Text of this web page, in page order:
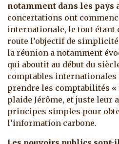
notamment dans les pays
concertations ont
internationale, le tout étant
route l’objectif de
la réunion a notamment
qui aboutit au début du
comptables internationales
prendre les comptabilités «
plaide Jérôme, et juste leur
principes simples pour
l’information carbone.